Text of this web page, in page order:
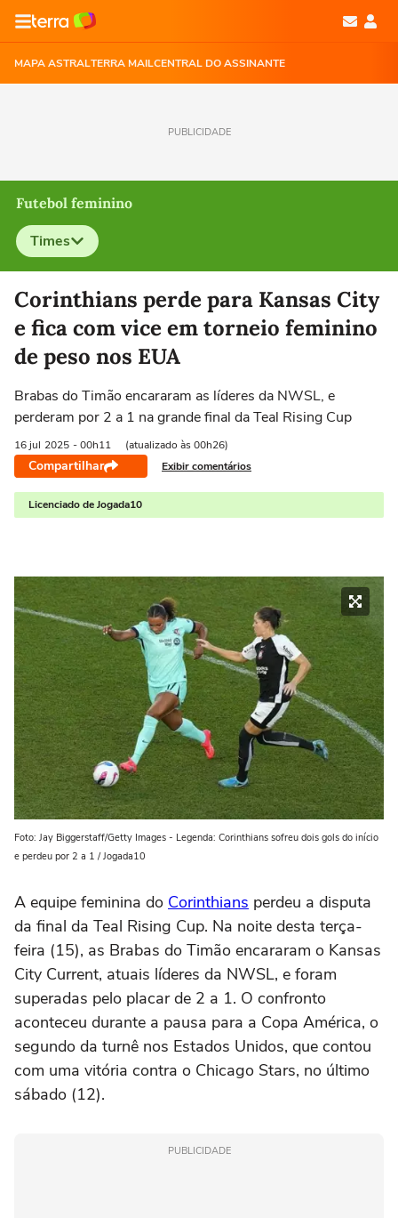
MAPA ASTRALTERRA MAILCENTRAL DO ASSINANTE
PUBLICIDADE
Futebol feminino
Times
Selecione o time para ver as notícias
Corinthians perde para Kansas City
e fica com vice em torneio feminino
de peso nos EUA
Brabas do Timão encararam as líderes da NWSL, e
perderam por 2 a 1 na grande final da Teal Rising Cup
16 jul 2025 - 00h11 (atualizado às 00h26)
Compartilhar Exibir comentários
Licenciado de Jogada10
Foto: Jay Biggerstaff/Getty Images - Legenda: Corinthians sofreu dois gols do início
e perdeu por 2 a 1 / Jogada10
A equipe feminina do Corinthians perdeu a disputa
da final da Teal Rising Cup. Na noite desta terça-
feira (15), as Brabas do Timão encararam o Kansas
City Current, atuais líderes da NWSL, e foram
superadas pelo placar de 2 a 1. O confronto
aconteceu durante a pausa para a Copa América, o
segundo da turnê nos Estados Unidos, que contou
com uma vitória contra o Chicago Stars, no último
sábado (12).
PUBLICIDADE